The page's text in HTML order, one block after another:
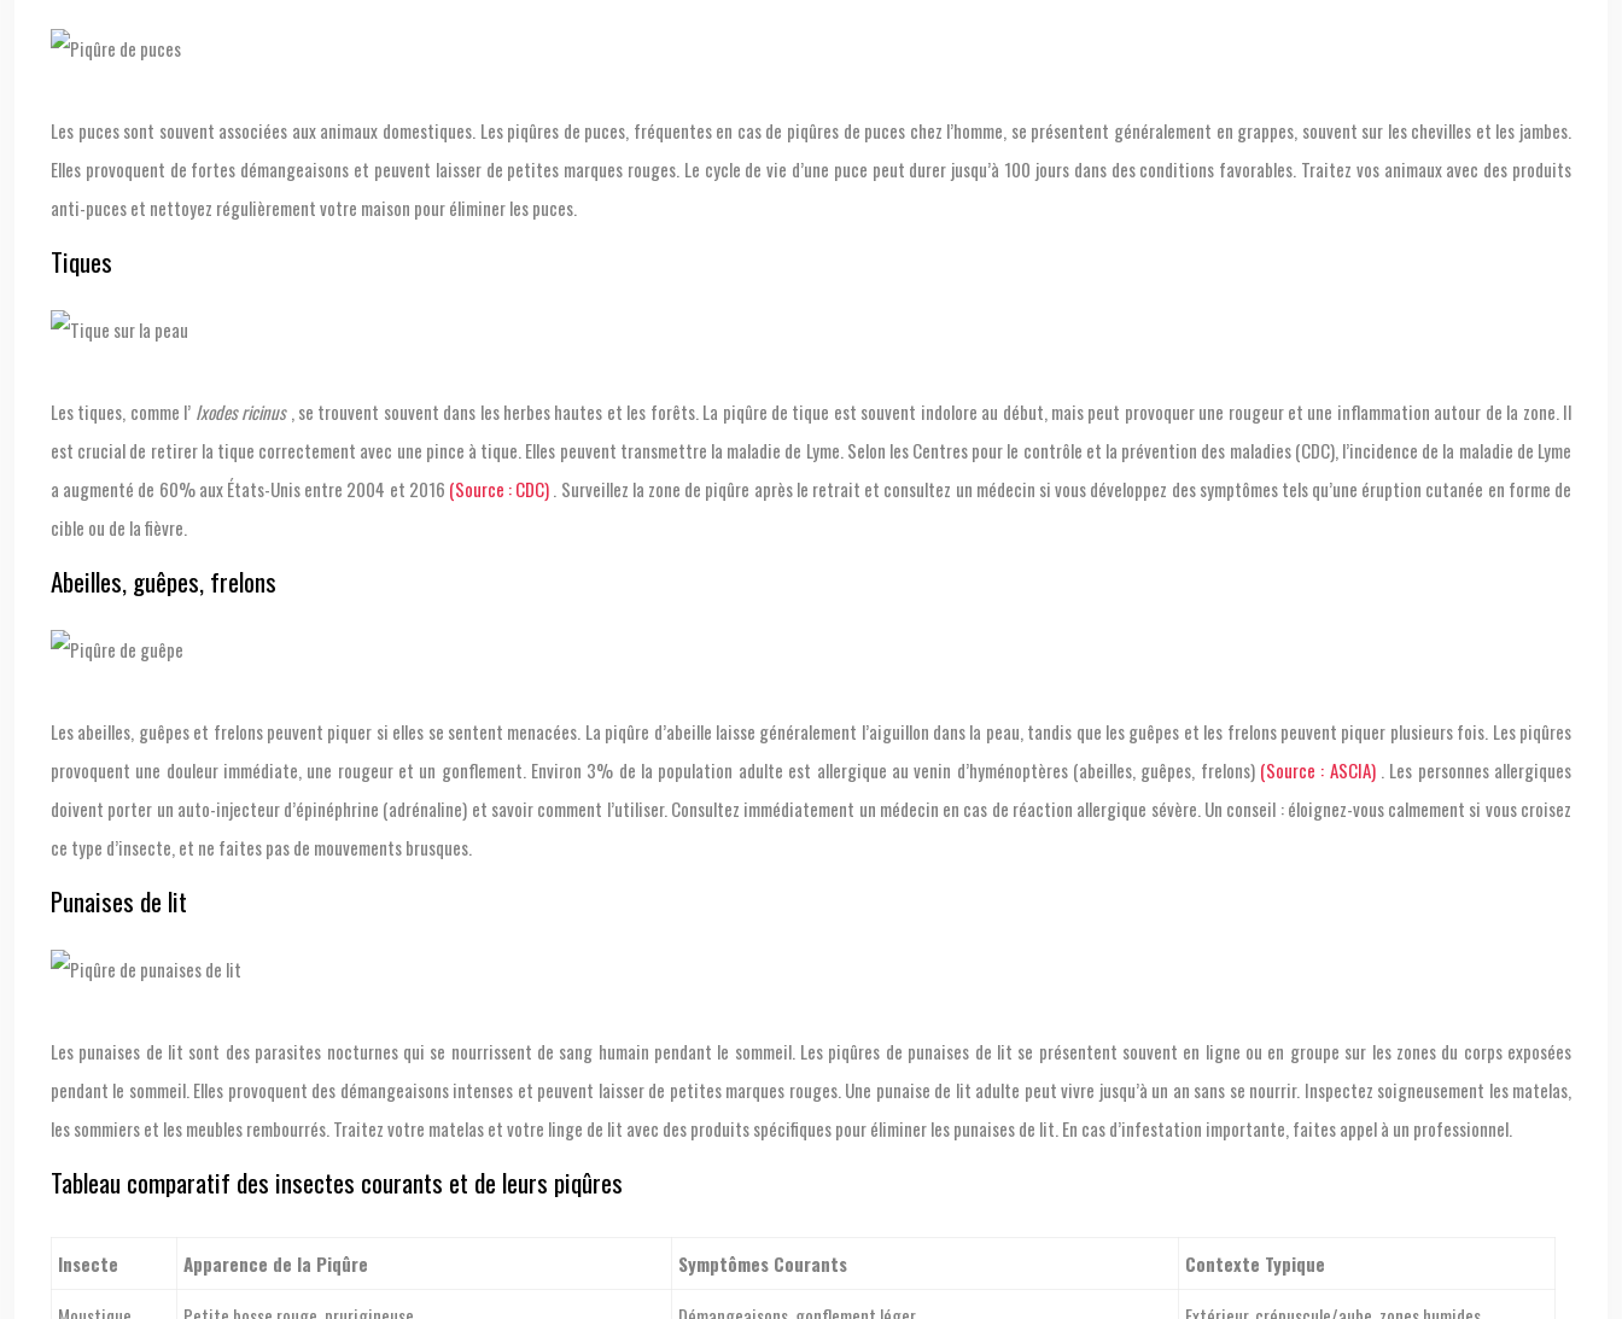
Les puces sont souvent associées aux animaux domestiques. Les piqûres de puces, fréquentes en cas de piqûres de puces chez l’homme, se présentent généralement en grappes, souvent sur les chevilles et les jambes.
Elles provoquent de fortes démangeaisons et peuvent laisser de petites marques rouges. Le cycle de vie d’une puce peut durer jusqu’à 100 jours dans des conditions favorables. Traitez vos animaux avec des produits
anti-puces et nettoyez régulièrement votre maison pour éliminer les puces.
Tiques
Les tiques, comme l’ Ixodes ricinus, se trouvent souvent dans les herbes hautes et les forêts. La piqûre de tique est souvent indolore au début, mais peut provoquer une rougeur et une inflammation autour de la zone. Il
est crucial de retirer la tique correctement avec une pince à tique. Elles peuvent transmettre la maladie de Lyme. Selon les Centres pour le contrôle et la prévention des maladies (CDC), l’incidence de la maladie de Lyme
a augmenté de 60% aux États-Unis entre 2004 et 2016 (Source : CDC). Surveillez la zone de piqûre après le retrait et consultez un médecin si vous développez des symptômes tels qu’une éruption cutanée en forme de
cible ou de la fièvre.
Abeilles, guêpes, frelons
Les abeilles, guêpes et frelons peuvent piquer si elles se sentent menacées. La piqûre d’abeille laisse généralement l’aiguillon dans la peau, tandis que les guêpes et les frelons peuvent piquer plusieurs fois. Les piqûres
provoquent une douleur immédiate, une rougeur et un gonflement. Environ 3% de la population adulte est allergique au venin d’hyménoptères (abeilles, guêpes, frelons) (Source : ASCIA) . Les personnes allergiques
doivent porter un auto-injecteur d’épinéphrine (adrénaline) et savoir comment l’utiliser. Consultez immédiatement un médecin en cas de réaction allergique sévère. Un conseil : éloignez-vous calmement si vous croisez
ce type d’insecte, et ne faites pas de mouvements brusques.
Punaises de lit
Les punaises de lit sont des parasites nocturnes qui se nourrissent de sang humain pendant le sommeil. Les piqûres de punaises de lit se présentent souvent en ligne ou en groupe sur les zones du corps exposées
pendant le sommeil. Elles provoquent des démangeaisons intenses et peuvent laisser de petites marques rouges. Une punaise de lit adulte peut vivre jusqu’à un an sans se nourrir. Inspectez soigneusement les matelas,
les sommiers et les meubles rembourrés. Traitez votre matelas et votre linge de lit avec des produits spécifiques pour éliminer les punaises de lit. En cas d’infestation importante, faites appel à un professionnel.
Tableau comparatif des insectes courants et de leurs piqûres
Insecte Apparence de la Piqûre Symptômes Courants
Contexte Typique